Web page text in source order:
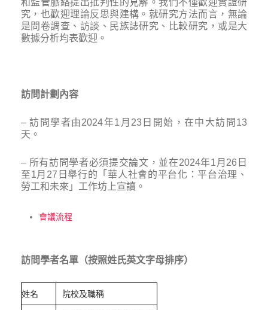
究，也歡迎理論反思與建構。就研究方法而言，無論
是問卷調查、訪談、民族誌研究、比較研究，或是大
數據分析均表歡迎。
訪問計劃內容
– 訪問學者由2024年1月23日開始，在中大訪問13
天。
– 所有訪問學者必須提交論文，並在2024年1月26日
至1月27日舉行的「華人社會的平台化：平台治理、
勞工和未來」工作坊上宣讀。
會議流程
訪問學者名單（按照姓氏英文字母排序）
姓名 院校及職稱